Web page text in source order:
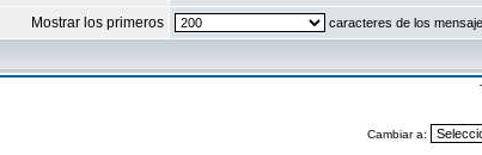
Mostrar los primeros caracteres de los
Cambiar a: